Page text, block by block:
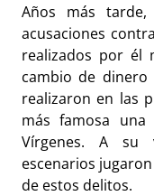
Años más
acusaciones
realizados por él
cambio de dinero
realizaron en las
más famosa
Vírgenes. A su
escenarios
de estos delitos.